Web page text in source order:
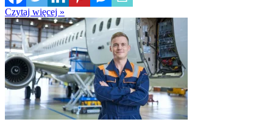
Czytaj więcej »